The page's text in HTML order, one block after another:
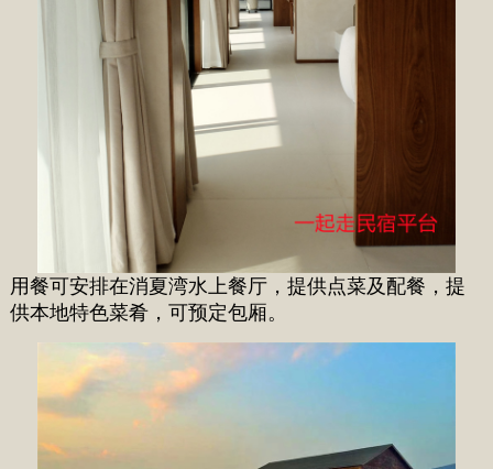
用餐可安排在消夏湾水上餐厅，提供点菜及配餐，提
供本地特色菜肴，可预定包厢。